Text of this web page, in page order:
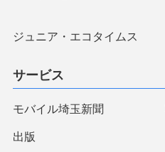
ジュニア・エコタイムス
サービス
モバイル埼玉新聞
出版